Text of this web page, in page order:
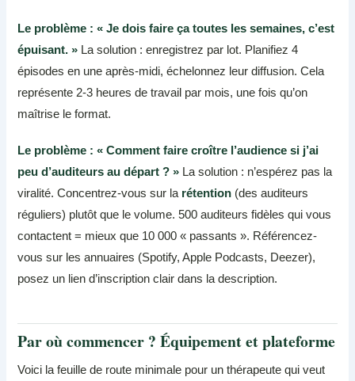
Le problème : « Je dois faire ça toutes les semaines, c’est
épuisant. » La solution : enregistrez par lot. Planifiez 4
épisodes en une après-midi, échelonnez leur diffusion. Cela
représente 2-3 heures de travail par mois, une fois qu’on
maîtrise le format.
Le problème : « Comment faire croître l’audience si j’ai
peu d’auditeurs au départ ? » La solution : n’espérez pas la
viralité. Concentrez-vous sur la rétention (des auditeurs
réguliers) plutôt que le volume. 500 auditeurs fidèles qui vous
contactent = mieux que 10 000 « passants ». Référencez-
vous sur les annuaires (Spotify, Apple Podcasts, Deezer),
posez un lien d’inscription clair dans la description.
Par où commencer ? Équipement et plateforme
Voici la feuille de route minimale pour un thérapeute qui veut